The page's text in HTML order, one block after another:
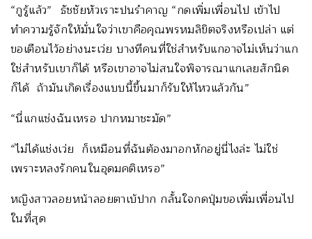
“กูรู้แล้ว” ธัชชัยหัวเราะปนรำคาญ “กดเพิ่มเพื่อนไป เข้าไป
ทำความรู้จักให้มั่นใจว่าเขาคือคุณพรหมลิขิตจริงหรือเปล่า แต่
ขอเตือนไว้อย่างนะเว่ย บางทีคนที่ใช่สำหรับแกอาจไม่เห็นว่าแก
ใช่สำหรับเขาก็ได้ หรือเขาอาจไม่สนใจพิจารณาแกเลยสักนิด
ก็ได้ ถ้ามันเกิดเรื่องแบบนี้ขึ้นมาก็รับให้ไหวแล้วกัน”
“นี่แกแช่งฉันเหรอ ปากหมาชะมัด”
“ไม่ได้แช่งเว่ย ก็เหมือนที่ฉันต้องมาอกหักอยู่นี่ไงล่ะ ไม่ใช่
เพราะหลงรักคนในอุดมคติเหรอ”
หญิงสาวลอยหน้าลอยตาเบ้ปาก กลั้นใจกดปุ่มขอเพิ่มเพื่อนไป
ในที่สุด